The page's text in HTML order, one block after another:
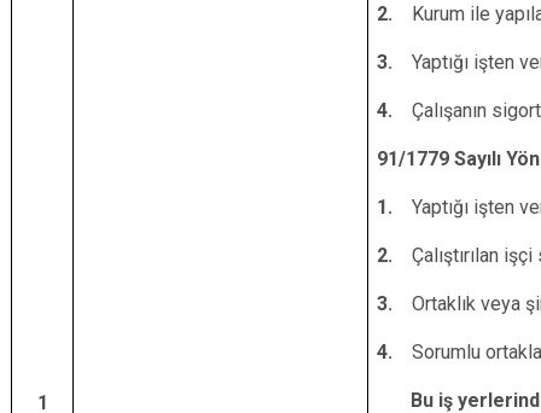
1
2. Kurum ile
3. Yaptığı işten
4. Çalışanın
91/1779 Sayılı
1. Yaptığı işten
2. Çalıştırılan
3. Ortaklık veya
4. Sorumlu
Bu iş